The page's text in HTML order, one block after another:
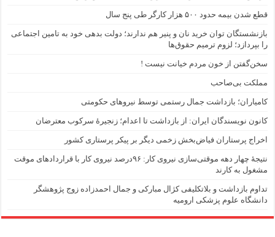
قطع شدن بیمه حدود ۵۰۰ هزار کارگر طی پنج سال
بازنشستگان توان خرید نان و پنیر هم ندارند؛ دولت بدهی خود به تامین اجتماعی
را بپردازد؛ لزوم ترمیم حقوق‌ها
سخن‌گفتن از خون مردم خیانت نیست !
مملکت بی‌صاحب
کامیاران؛ بازداشت جمال رستمی توسط نیروهای حکومتی
کانون نویسندگان ایران: از بازداشت تا اعدام؛ زنجیرۀ سرکوب معترضان
اخراج پرستاران فیاض‌بخش زخمی دیگر بر پیکر پرستاری کشور
نتیجهٔ چهار دهه موقتی‌سازی نیروی کار: ۹۶درصد نیروی کار با قراردادهای موقت
مشغول به کارند
تداوم بازداشت و بلاتکلیفی کژال مبارکی و جمال احمدزاده زوج پژوهشگر
دانشگاه علوم پزشکی ارومیه